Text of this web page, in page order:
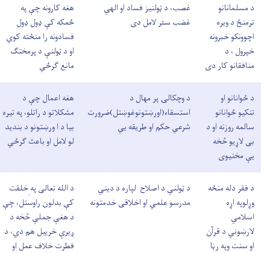
د مسلمانانو
ترمنځ د ویره
اچوونکو خبرونه
خپرول ، د
منافقانو کار دی
غصب، د ټولنیز فساد او الهي
غضب ستر لامل دی
هغه کارونه چې په
ځمکه کې ډول ډول
فسادونه را منځته کوي
او د ټولنې د پرمختګ
مانع ګرځي
د ځوانانو او
تنکیو ځوانانو
سالمه روزنه او د
بی لاړیو څخه
يې مخنیوی
د وچکالۍ پر مهال د
استسقاء(اورښتونوغوښتل)ضرورت
شرعي حکم او طریقه یي
هغه اعمال چې د
مشکلاتو د راتلو، په تیره
بیا د ا ورښتونو د بندید
لو لامل او باعث ګرځي
د فقر دله منځه
وړلوپه اړه
اسلامي
لارښوني د قرآن
او سنت وپه رڼا
د ټولنې د اصلاح لپاره د دیني
مدرسو علمي او اخلاقی خدمتونه
د الله تعالی په ِخلقت
کې بدلون راوستل، چې
د هغې جملې څخه د
ږيرې خرییل هم دي، د
فطرت خلاف عمل او